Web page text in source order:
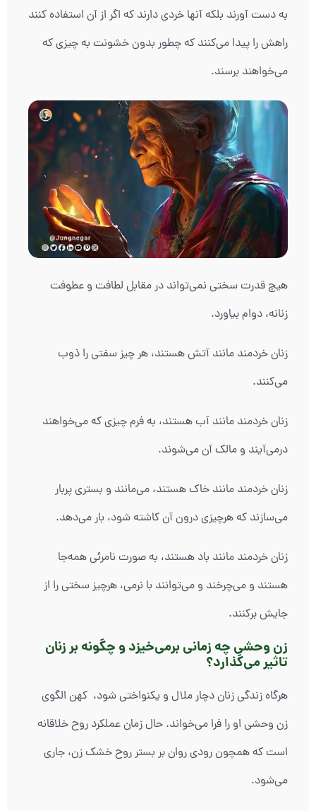
به دست آورند بلکه آنها خردی دارند که اگر از آن استفاده کنند
راهش را پیدا می‌کنند که چطور بدون خشونت به چیزی که
می‌خواهند برسند.
هیچ قدرت سختی نمی‌تواند در مقابل لطافت و عطوفت
زنانه، دوام بیاورد.
زنان خردمند مانند آتش هستند، هر چیز سفتی را ذوب
می‌کنند.
زنان خردمند مانند آب هستند، به فرم چیزی که می‌خواهند
درمی‌آیند و مالک آن می‌شوند.
زنان خردمند مانند خاک هستند، می‌مانند و بستری پربار
می‌سازند که هرچیزی درون آن کاشته شود، بار می‌دهد.
زنان خردمند مانند باد هستند، به صورت نامرئی همه‌جا
هستند و می‌چرخند و می‌توانند با نرمی، هرچیز سختی را از
جایش برکنند.
زن‌ وحشی چه زمانی برمی‌خیزد و چگونه بر زنان
تاثیر می‌گذارد؟
هرگاه زندگی زنان دچار ملال و یکنواختی شود، کهن الگوی
زن وحشی او را فرا می‌خواند. حال زمان عملکرد روح خلاقانه
است که همچون رودی روان بر بستر روح خشک زن، جاری
می‌شود.